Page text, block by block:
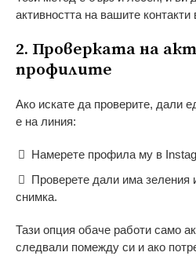
активността на вашите
2. Проверката на
профилите
Ако искате да проверите, дали
е на линия:
Намерете профила му в
Проверете дали има зеления
снимка.
Тази опция обаче работи само
следвали помежду си и ако